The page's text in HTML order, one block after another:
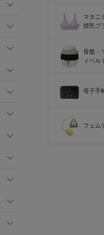
マタニ
授乳ブ
骨盤・
ィベル
母子手
フェム